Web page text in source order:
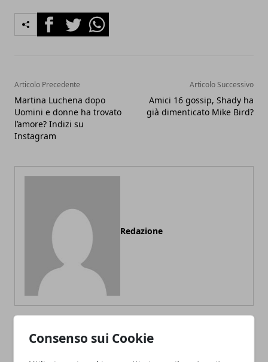
Consenso sui Cookie
FacebookTwitterWhatsapp
Articolo Precedente
Martina Luchena dopo
Uomini e donne ha trovato
l’amore? Indizi su
Instagram
Articolo Successivo
Amici 16 gossip, Shady ha
già dimenticato Mike Bird?
Redazione
ARTICOLI CORRELATI